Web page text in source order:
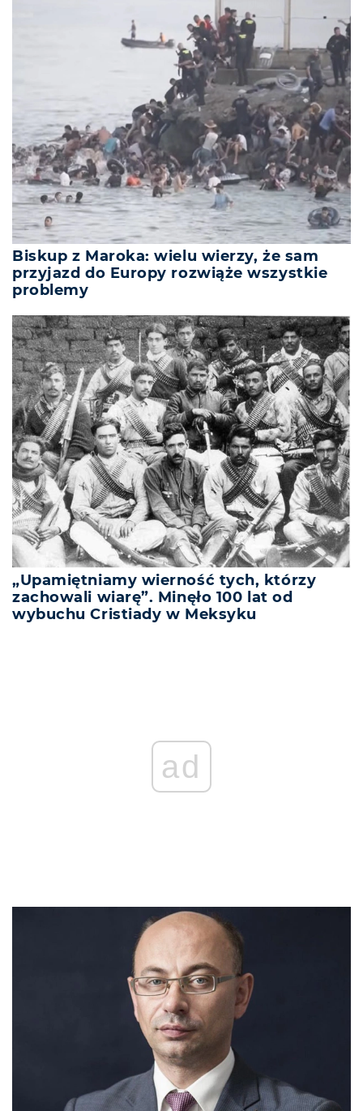
Biskup z Maroka: wielu wierzy, że sam
przyjazd do Europy rozwiąże wszystkie
problemy
„Upamiętniamy wierność tych, którzy
zachowali wiarę”. Minęło 100 lat od
wybuchu Cristiady w Meksyku
ad